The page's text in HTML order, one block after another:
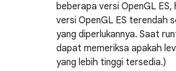
beberapa versi OpenGL ES,
versi OpenGL ES terendah
yang diperlukannya. Saat
dapat memeriksa apakah
yang lebih tinggi tersedia.)